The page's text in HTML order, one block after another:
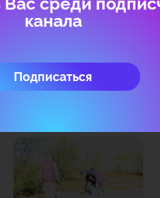
канала
Подписаться
леса чистыми не только